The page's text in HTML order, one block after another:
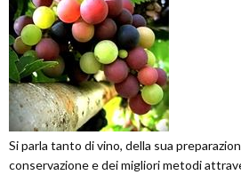
Si parla tanto di vino, della sua
conservazione e dei migliori metodi